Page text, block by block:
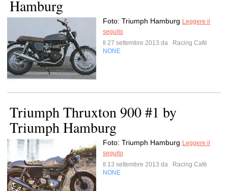
Hamburg
Foto: Triumph Hamburg Leggere il
seguito
Il 27 settembre 2013 da
Racing Cafè
NONE
Triumph Thruxton 900 #1 by
Triumph Hamburg
Foto: Triumph Hamburg Leggere il
seguito
Il 13 settembre 2013 da
Racing Cafè
NONE